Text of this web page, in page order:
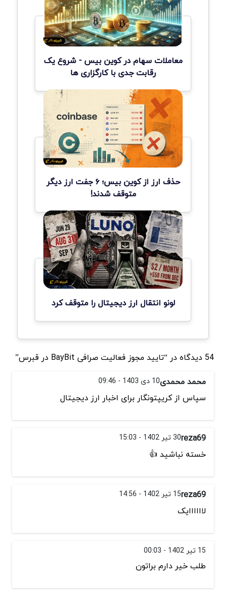
معاملات سهام در کوین بیس - شروع یک
رقابت جدی با کارگزاری ها
حذف ارز از کوین بیس؛ ۶ جفت ارز دیگر
متوقف شدند!
لونو انتقال ارز دیجیتال را متوقف کرد
54 دیدگاه در “تایید مجوز فعالیت صرافی BayBit در قبرس”
محمد محمدی10 دی 1403 - 09:46
سپاس از کریپتونگار برای اخبار ارز دیجیتال
reza6930 تیر 1402 - 15:03
خسته نباشید 👍
reza6915 تیر 1402 - 14:56
لاااااایک
15 تیر 1402 - 00:03
طلب خیر دارم براتون